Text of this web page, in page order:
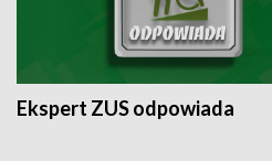
Ekspert ZUS odpowiada